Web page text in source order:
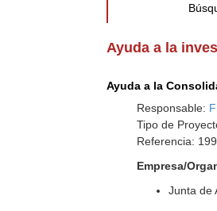
Ayuda a la
Ayuda a la
Responsable:
Tipo de
Referencia:
Empresa/
Junta de